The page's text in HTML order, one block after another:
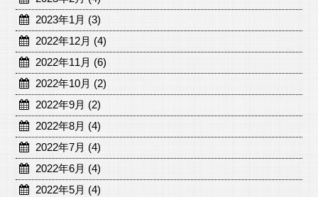
2023年1月 (3)
2022年12月 (4)
2022年11月 (6)
2022年10月 (2)
2022年9月 (2)
2022年8月 (4)
2022年7月 (4)
2022年6月 (4)
2022年5月 (4)